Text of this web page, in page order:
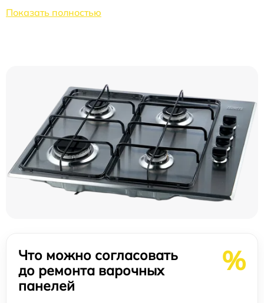
Показать полностью
Что можно согласовать
до ремонта варочных
панелей
%